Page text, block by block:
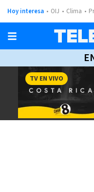
Hoy interesa OIJ Clima
TV EN VIVO